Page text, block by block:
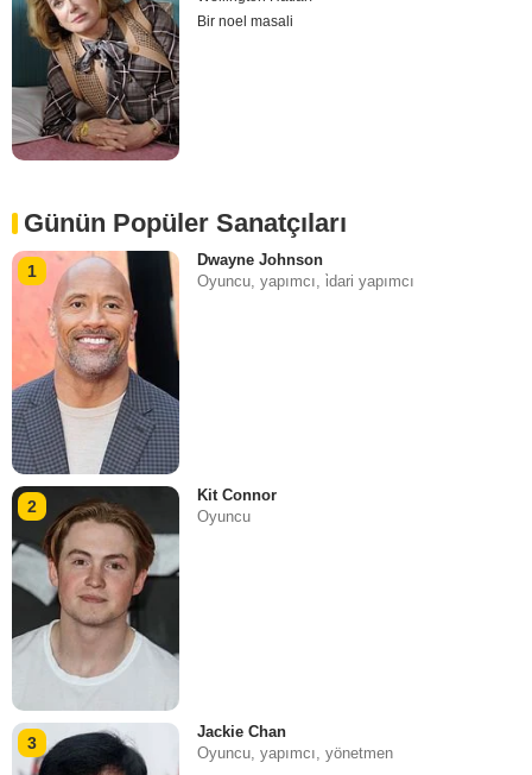
Bir noel masali
Günün Popüler Sanatçıları
1
Dwayne Johnson
Oyuncu, yapımcı, i̇dari yapımcı
2
Kit Connor
Oyuncu
3
Jackie Chan
Oyuncu, yapımcı, yönetmen